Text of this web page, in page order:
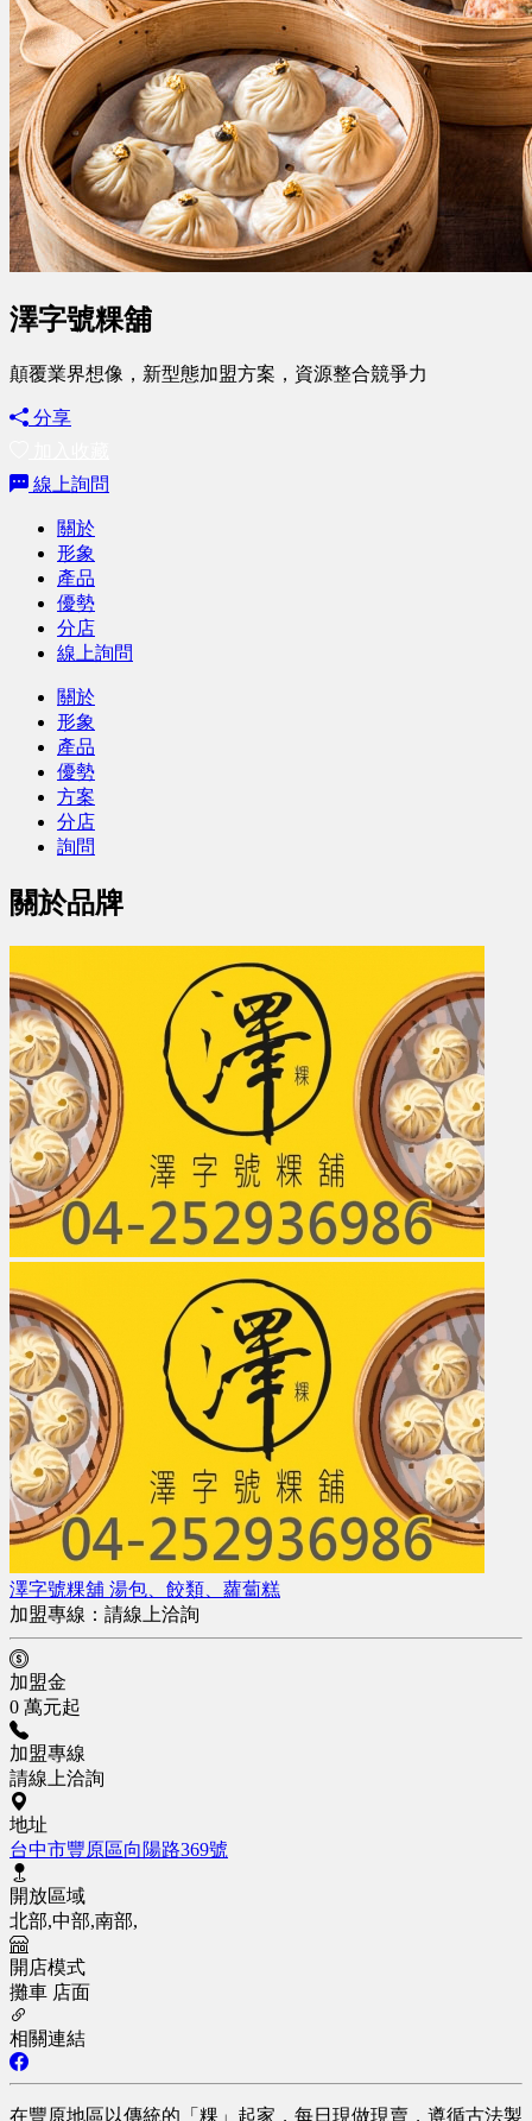
澤字號粿舖
顛覆業界想像，新型態加盟方案，資源整合競爭力
分享
線上詢問
關於
形象
產品
優勢
分店
線上詢問
關於
形象
產品
優勢
方案
分店
詢問
關於品牌
澤字號粿舖 湯包、餃類、蘿蔔糕
加盟專線： 請線上洽詢
加盟金
0 萬元起
加盟專線
請線上洽詢
地址
台中市豐原區向陽路369號
開放區域
北部,中部,南部,
開店模式
攤車 店面
相關連結
在豐原地區以傳統的「粿」起家，每日現做現賣，遵循古法製